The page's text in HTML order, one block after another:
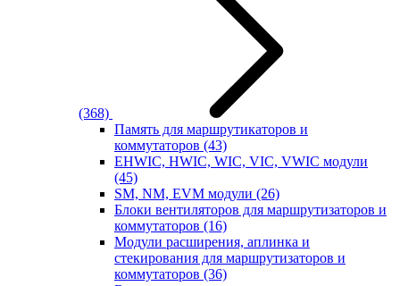
(368)
Память для маршрутикаторов и
коммутаторов (43)
EHWIC, HWIC, WIC, VIC, VWIC модули
(45)
SM, NM, EVM модули (26)
Блоки вентиляторов для маршрутизаторов и
коммутаторов (16)
Модули расширения, аплинка и
стекирования для маршрутизаторов и
коммутаторов (36)